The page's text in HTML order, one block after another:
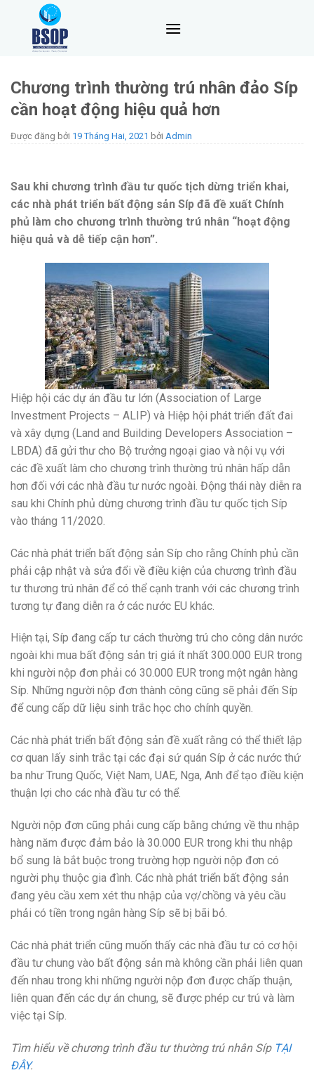
content
Chương trình thường trú nhân đảo Síp
cần hoạt động hiệu quả hơn
Được đăng bởi 19 Tháng Hai, 2021 bởi Admin
Sau khi chương trình đầu tư quốc tịch dừng triển khai,
các nhà phát triển bất động sản Síp đã đề xuất Chính
phủ làm cho chương trình thường trú nhân “hoạt động
hiệu quả và dễ tiếp cận hơn”.
Hiệp hội các dự án đầu tư lớn (Association of Large
Investment Projects – ALIP) và Hiệp hội phát triển đất đai
và xây dựng (Land and Building Developers Association –
LBDA) đã gửi thư cho Bộ trưởng ngoại giao và nội vụ với
các đề xuất làm cho chương trình thường trú nhân hấp dẫn
hơn đối với các nhà đầu tư nước ngoài. Động thái này diễn ra
sau khi Chính phủ dừng chương trình đầu tư quốc tịch Síp
vào tháng 11/2020.
Các nhà phát triển bất động sản Síp cho rằng Chính phủ cần
phải cập nhật và sửa đổi về điều kiện của chương trình đầu
tư thương trú nhân để có thể cạnh tranh với các chương trình
tương tự đang diễn ra ở các nước EU khác.
Hiện tại, Síp đang cấp tư cách thường trú cho công dân nước
ngoài khi mua bất động sản trị giá ít nhất 300.000 EUR trong
khi người nộp đơn phải có 30.000 EUR trong một ngân hàng
Síp. Những người nộp đơn thành công cũng sẽ phải đến Síp
để cung cấp dữ liệu sinh trắc học cho chính quyền.
Các nhà phát triển bất động sản đề xuất rằng có thể thiết lập
cơ quan lấy sinh trắc tại các đại sứ quán Síp ở các nước thứ
ba như Trung Quốc, Việt Nam, UAE, Nga, Anh để tạo điều kiện
thuận lợi cho các nhà đầu tư có thể.
Người nộp đơn cũng phải cung cấp bằng chứng về thu nhập
hàng năm được đảm bảo là 30.000 EUR trong khi thu nhập
bổ sung là bắt buộc trong trường hợp người nộp đơn có
người phụ thuộc gia đình. Các nhà phát triển bất động sản
đang yêu cầu xem xét thu nhập của vợ/chồng và yêu cầu
phải có tiền trong ngân hàng Síp sẽ bị bãi bỏ.
Các nhà phát triển cũng muốn thấy các nhà đầu tư có cơ hội
đầu tư chung vào bất động sản mà không cần phải liên quan
đến nhau trong khi những người nộp đơn được chấp thuận,
liên quan đến các dự án chung, sẽ được phép cư trú và làm
việc tại Síp.
Tìm hiểu về chương trình đầu tư thường trú nhân Síp TẠI
ĐÂY.